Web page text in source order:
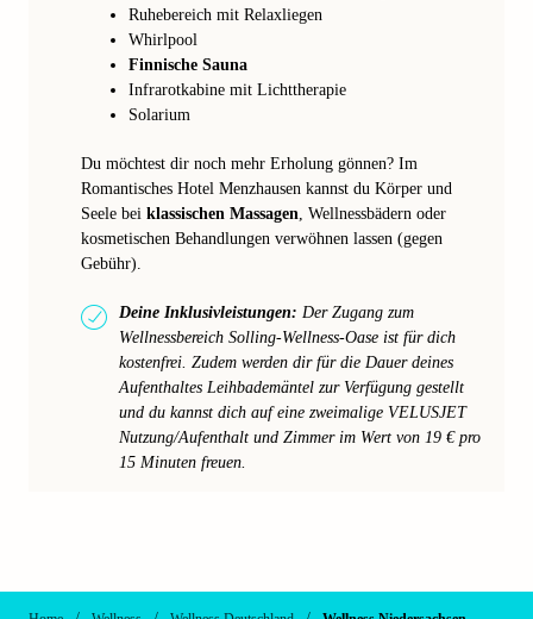
Ruhebereich mit Relaxliegen
Whirlpool
Finnische Sauna
Infrarotkabine mit Lichttherapie
Solarium
Du möchtest dir noch mehr Erholung gönnen? Im
Romantisches Hotel Menzhausen kannst du Körper und
Seele bei klassischen Massagen, Wellnessbädern oder
kosmetischen Behandlungen verwöhnen lassen (gegen
Gebühr).
Deine Inklusivleistungen: Der Zugang zum
Wellnessbereich Solling-Wellness-Oase ist für dich
kostenfrei. Zudem werden dir für die Dauer deines
Aufenthaltes Leihbademäntel zur Verfügung gestellt
und du kannst dich auf eine zweimalige VELUSJET
Nutzung/Aufenthalt und Zimmer im Wert von 19 € pro
15 Minuten freuen.